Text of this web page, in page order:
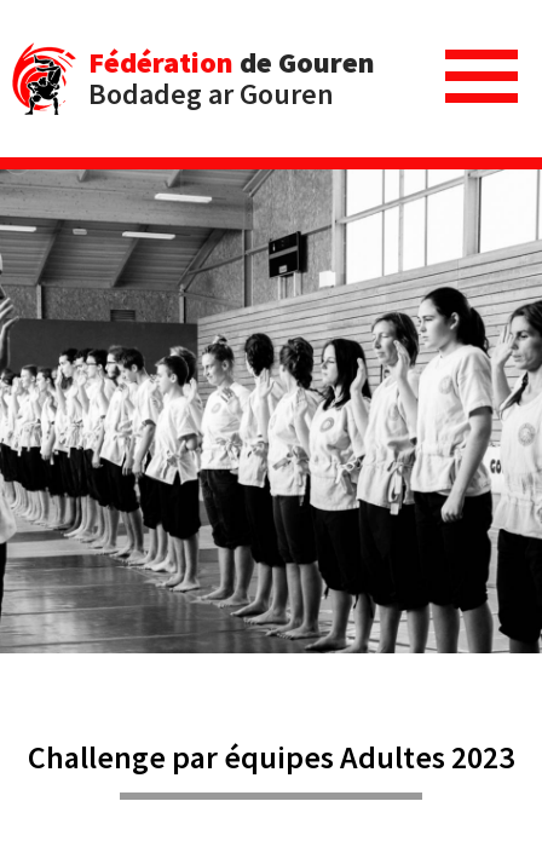
Fédération de Gouren
Bodadeg ar Gouren
Challenge par équipes Adultes 2023